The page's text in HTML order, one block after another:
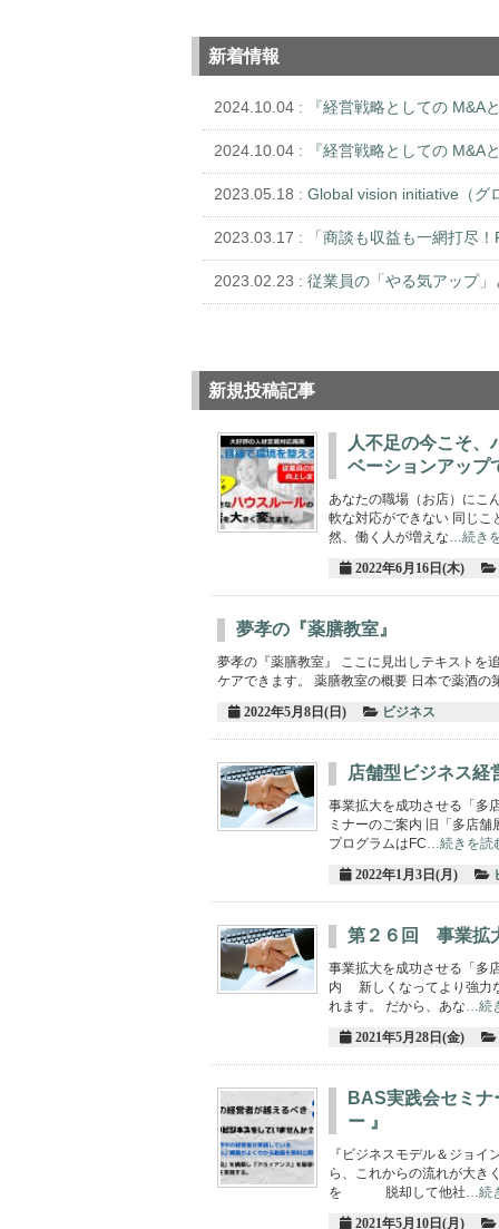
新着情報
2024.10.04 : 『経営戦略としての M&A
2024.10.04 : 『経営戦略としての M&A
2023.05.18 : Global vision initiative（グ
2023.03.17 : 「商談も収益も一網打尽
2023.02.23 : 従業員の「やる気アップ
新規投稿記事
人不足の今こそ、
ベーションアップ
あなたの職場（お店）にこ
軟な対応ができない 同じこ
然、働く人が増えな …続き
2022年6月16日(木)
夢孝の『薬膳教室』
夢孝の『薬膳教室』 ここに見出しテキスト
ケアできます。 薬膳教室の概要 日本で薬酒
2022年5月8日(日) ビジネス
店舗型ビジネス
事業拡大を成功させる「多
ミナーのご案内 旧「多店
プログラムはFC …続きを読
2022年1月3日(月)
第２６回 事業拡
事業拡大を成功させる「多
内 新しくなってより強力
れます。 だから、あな …続
2021年5月28日(金)
BAS実践会セミ
ー 』
『ビジネスモデル＆ジョ
ら、これからの流れが大
を 脱却して他社 …続
2021年5月10日(月)